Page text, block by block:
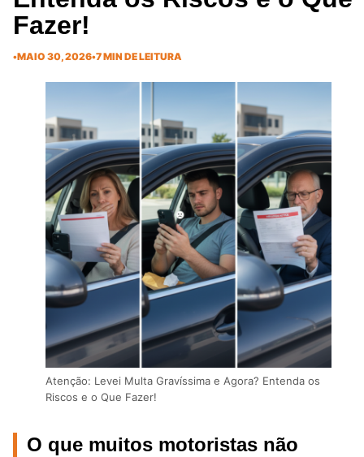
Fazer!
•MAIO 30, 2026•7 MIN DE LEITURA
Atenção: Levei Multa Gravíssima e Agora? Entenda os
Riscos e o Que Fazer!
O que muitos motoristas não